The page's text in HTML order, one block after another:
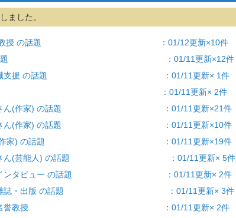
ました。
也 特別教授 の話題 ：01/12更新×10件
/成果 の話題 ：01/11更新×12件
動・就職支援 の話題 ：01/11更新× 1件
生の話題 ：01/11更新× 2件
圭吾さん(作家) の話題 ：01/11更新×21件
友香さん(作家) の話題 ：01/11更新×10件
健さん(作家) の話題 ：01/11更新×19件
大晴さん(芸能人) の話題 ：01/11更新× 5件
説・インタビュー の話題 ：01/11更新× 2件
籍・雑誌・出版 の話題 ：01/11更新× 3件
宮本勝浩名誉教授 ：01/11更新× 2件